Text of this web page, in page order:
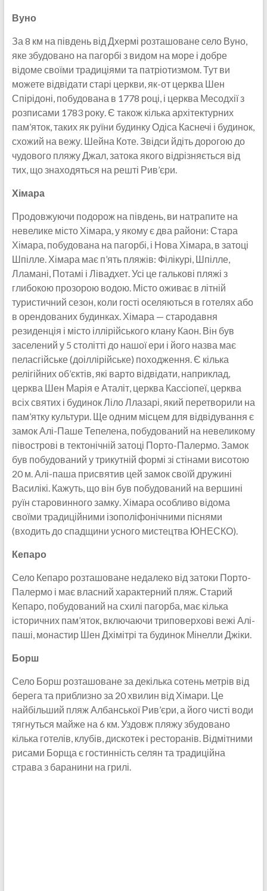
Вуно
За 8 км на південь від Дхермі розташоване село Вуно,
яке збудовано на пагорбі з видом на море і добре
відоме своїми традиціями та патріотизмом. Тут ви
можете відвідати старі церкви, як-от церква Шен
Спірідоні, побудована в 1778 році, і церква Месодхії з
розписами 1783 року. Є також кілька архітектурних
пам’яток, таких як руїни будинку Одіса Каснечі і будинок,
схожий на вежу. Шейна Коте. Звідси йдіть дорогою до
чудового пляжу Джал, затока якого відрізняється від
тих, що знаходяться на решті Рив’єри.
Хімара
Продовжуючи подорож на південь, ви натрапите на
невелике місто Хімара, у якому є два райони: Стара
Хімара, побудована на пагорбі, і Нова Хімара, в затоці
Шпілле. Хімара має п’ять пляжів: Філікурі, Шпілле,
Лламані, Потамі і Лівадхет. Усі це галькові пляжі з
глибокою прозорою водою. Місто оживає в літній
туристичний сезон, коли гості оселяються в готелях або
в орендованих будинках. Хімара — стародавня
резиденція і місто іллірійського клану Каон. Він був
заселений у 5 столітті до нашої ери і його назва має
пеласгійське (доіллірійське) походження. Є кілька
релігійних об’єктів, які варто відвідати, наприклад,
церква Шен Марія е Аталіт, церква Кассіопеї, церква
всіх святих і будинок Ліло Ллазарі, який перетворили на
пам’ятку культури. Ще одним місцем для відвідування є
замок Алі-Паше Тепелена, побудований на невеликому
півострові в тектонічній затоці Порто-Палермо. Замок
був побудований у трикутній формі зі стінами висотою
20 м. Алі-паша присвятив цей замок своїй дружині
Василікі. Кажуть, що він був побудований на вершині
руїн старовинного замку. Хімара особливо відома
своїми традиційними ізополіфонічними піснями
(входить до спадщини усного мистецтва ЮНЕСКО).
Кепаро
Село Кепаро розташоване недалеко від затоки Порто-
Палермо і має власний характерний пляж. Старий
Кепаро, побудований на схилі пагорба, має кілька
історичних пам’яток, включаючи триповерхові вежі Алі-
паші, монастир Шен Дхімітрі та будинок Мінелли Джіки.
Борш
Село Борш розташоване за декілька сотень метрів від
берега та приблизно за 20 хвилин від Хімари. Це
найбільший пляж Албанської Рив’єри, а його чисті води
тягнуться майже на 6 км. Уздовж пляжу збудовано
кілька готелів, клубів, дискотек і ресторанів. Відмітними
рисами Борща є гостинність селян та традиційна
страва з баранини на грилі.